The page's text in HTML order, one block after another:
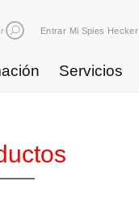
Entrar Mi Spies Hecker
Servicios